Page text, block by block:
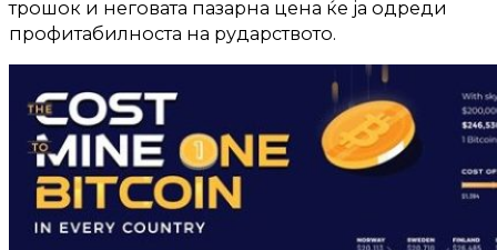
трошок и неговата пазарна цена ќе ја одреди
профитабилноста на рударството.